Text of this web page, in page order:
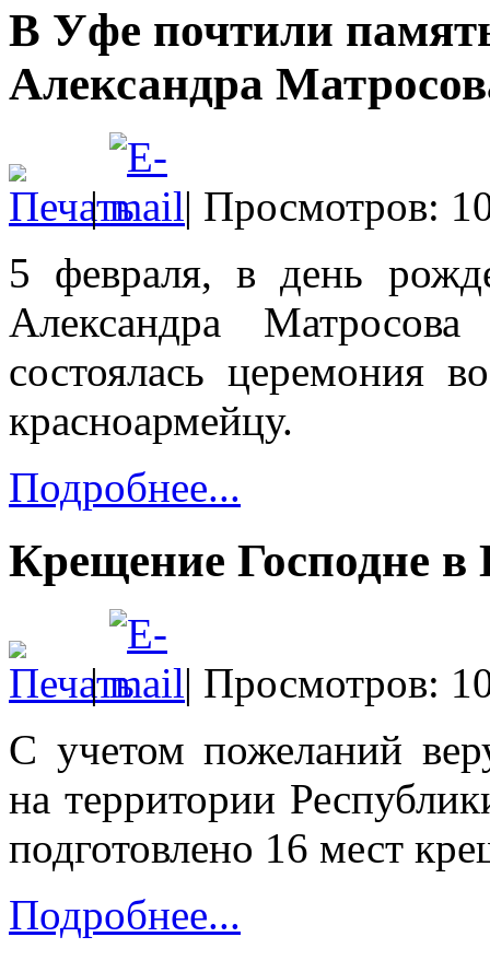
В Уфе почтили
Александра
|
| Просмотров:
5 февраля, в день
Александра
состоялась церемония
красноармейцу.
Подробнее...
Крещение Господне
|
| Просмотров:
С учетом пожеланий
на территории
подготовлено 16 мест
Подробнее...